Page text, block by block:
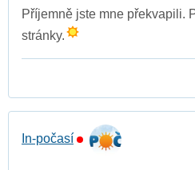
Příjemně jste mne překvapili.
stránky.
In-počasí